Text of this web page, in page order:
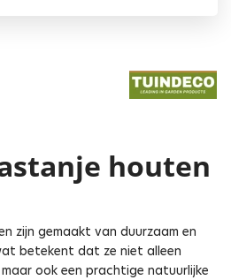
houten
zijn gemaakt van duurzaam en
betekent dat ze niet alleen
ook een prachtige natuurlijke